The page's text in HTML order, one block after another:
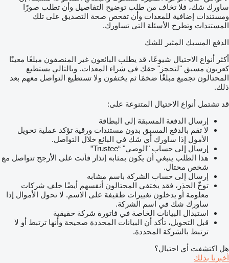
ساورك شك، فلا تخاف من طلب توضيح التفاصيل وأن تطلب صورًا
ومستندات إضافية للمعدات وأن تفحص صحة التصديق على تلك
المستندات وتطرح الأسئلة التي تساورك.
الدفع المسبك المثير للشك
أكثر أنواع الاحتيال شيوعًا، قد يطلب البائعون غير المنصفون مبلغًا معينًا
كعربون مسبق "لتحجز" حقك في شراء المعدات. وبالتالي يستطيع
المحتالون تجميع مبلغًا ضخمًا ثم يختفون ولا تستطيع التواصل معهم بعد
ذلك.
قد تشتمل أنواع الاحتيال المتنوعة على:
إرسال الدفعة المسبقة إلى البطاقة
لا تقم بالدفع المسبق بدون مستندات ورقية تؤكد عملية تحويل
الأمول إذا ساورك أي شك في البائع خلال التواصل.
إرسال إلى حساب "الوصي" “Trustee”
هذا الطلب ينبغي أن يكون بمثابه إنذار فأنت على الأرجح تتواصل مع
شخص محتال.
إرسال إلى حساب الشركة باسم مشابه
توخّ الحذر، فقد يختفي المحتالون أنفسهم أيضًا خلف شركات
معلومة أو يدخلون تغييرات طفيفة على الاسم. لا تحول الأموال إذا
ساورك شك في اسم الشركة.
استبدال البيانات الخاصة في فاتورة شركة حقيقية
قبل التحويل، تأكد أن البيانات المحددة صحيحة وأنها ترتبط أو لا
ترتبط بالشركة المحددة.
هل اكتشفت أي احتيال؟
أخبرنا بذلك